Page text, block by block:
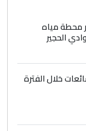
بعد
الكرخ
4
عريقة
محطة مياه
الحجير
خلال الفترة